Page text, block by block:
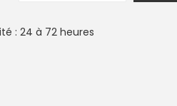
: 24 à 72 heures